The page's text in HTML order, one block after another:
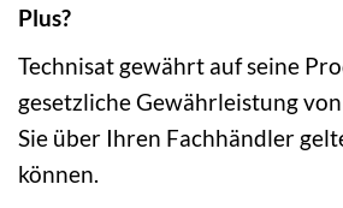
Plus?
Technisat gewährt auf seine
gesetzliche Gewährleistung
Sie über Ihren Fachhändler
können.